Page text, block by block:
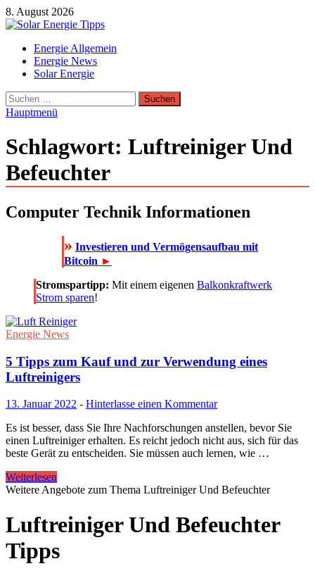
Zum
Inhalt
8. August 2026
Solar Energie Tipps
Solar Energie und Photovoltaik Informationen und Tipps
Energie Allgemein
Energie News
Solar Energie
Suchen
nach:
Hauptmenü
Schlagwort: Luftreiniger Und
Befeuchter
Computer Technik Informationen
» Investieren und Vermögensaufbau mit
Bitcoin ►
Stromspartipp: Mit einem eigenen Balkonkraftwerk
Strom sparen!
Energie News
5 Tipps zum Kauf und zur Verwendung eines
Luftreinigers
13. Januar 2022 - Hinterlasse einen Kommentar
Es ist besser, dass Sie Ihre Nachforschungen anstellen, bevor Sie
einen Luftreiniger erhalten. Es reicht jedoch nicht aus, sich für das
beste Gerät zu entscheiden. Sie müssen auch lernen, wie …
Weiterlesen
Weitere Angebote zum Thema Luftreiniger Und Befeuchter
Luftreiniger Und Befeuchter
Tipps